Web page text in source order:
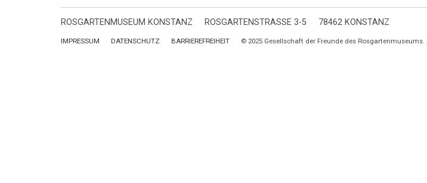
ROSGARTENMUSEUM KONSTANZ ROSGARTENSTRASSE 3-5 78462 KONSTANZ
IMPRESSUM DATENSCHUTZ BARRIEREFREIHEIT © 2025 Gesellschaft der Freunde des Rosgartenmuseums.